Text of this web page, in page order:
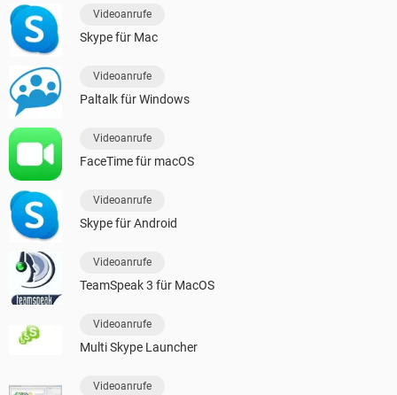
Videoanrufe
Skype für Mac
Videoanrufe
Paltalk für Windows
Videoanrufe
FaceTime für macOS
Videoanrufe
Skype für Android
Videoanrufe
TeamSpeak 3 für MacOS
Videoanrufe
Multi Skype Launcher
Videoanrufe